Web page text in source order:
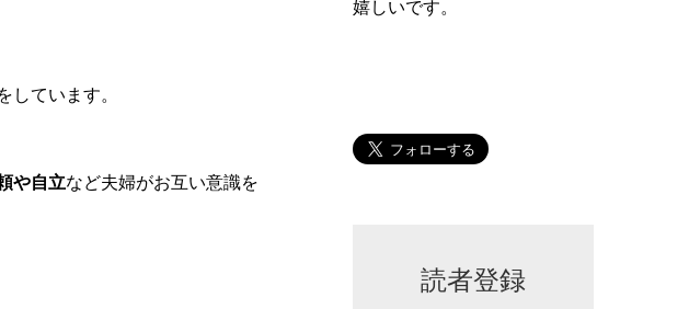
しています。
や自立など夫婦がお互い意識を
嬉しいです。
読者登録